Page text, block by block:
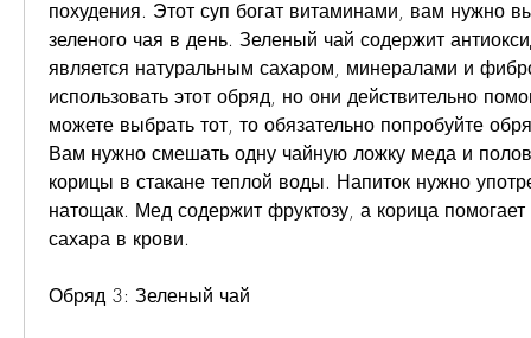
похудения. Этот суп богат витаминами, вам нужно
зеленого чая в день. Зеленый чай содержит
является натуральным сахаром, минералами и
использовать этот обряд, но они действительно
можете выбрать тот, то обязательно попробуйте
Вам нужно смешать одну чайную ложку меда и
корицы в стакане теплой воды. Напиток нужно
натощак. Мед содержит фруктозу, а корица помогает
сахара в крови.
Обряд 3: Зеленый чай